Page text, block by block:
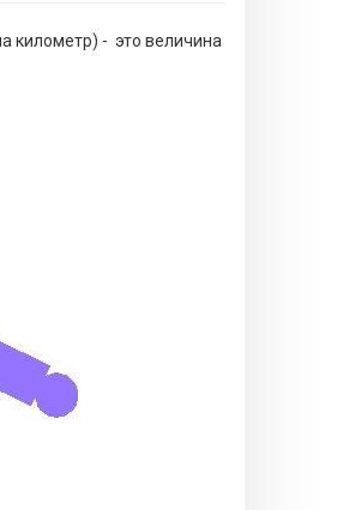
километр) - это величина